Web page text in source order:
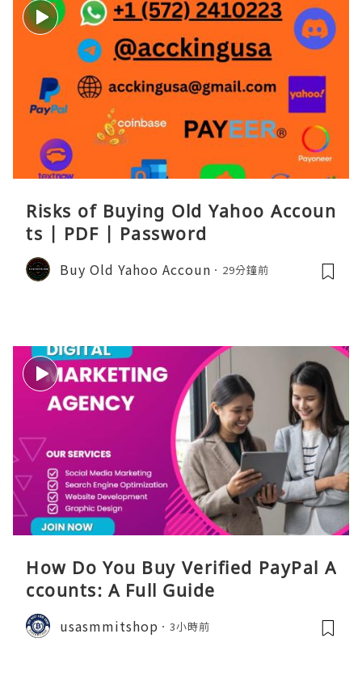
Risks of Buying Old Yahoo Accoun
ts | PDF | Password
Buy Old Yahoo Accoun 29分鐘前
How Do You Buy Verified PayPal A
ccounts: A Full Guide
usasmmitshop 3小時前